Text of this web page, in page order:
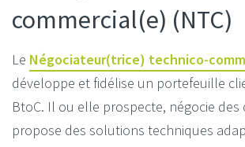
commercial(e) (NTC)
Le Négociateur(trice) technico-
développe et fidélise un portefeuille
BtoC. Il ou elle prospecte, négocie des
propose des solutions techniques